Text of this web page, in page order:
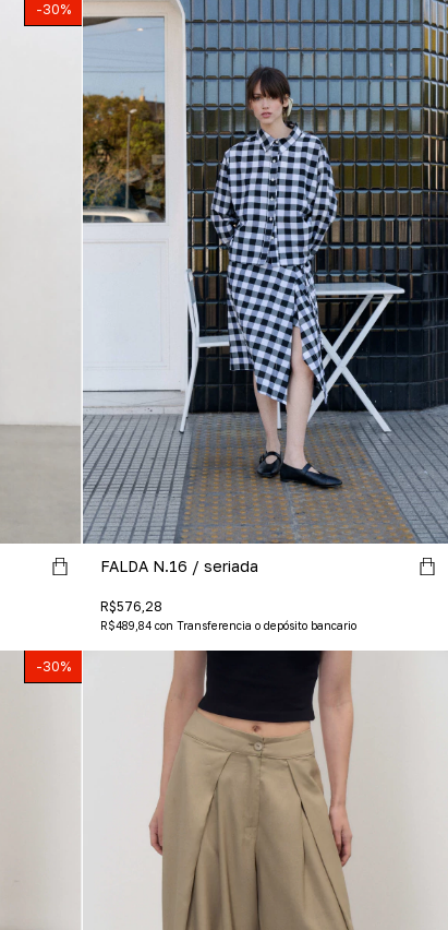
-30%
FALDA N.16 / seriada
R$576,28
R$489,84 con Transferencia o depósito bancario
-30%